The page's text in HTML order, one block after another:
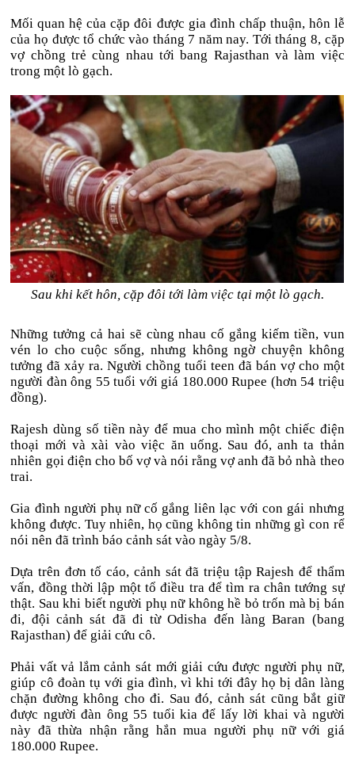
Mối quan hệ của cặp đôi được gia đình chấp thuận, hôn lễ
của họ được tổ chức vào tháng 7 năm nay. Tới tháng 8, cặp
vợ chồng trẻ cùng nhau tới bang Rajasthan và làm việc
trong một lò gạch.
Sau khi kết hôn, cặp đôi tới làm việc tại một lò gạch.
Những tưởng cả hai sẽ cùng nhau cố gắng kiếm tiền, vun
vén lo cho cuộc sống, nhưng không ngờ chuyện không
tưởng đã xảy ra. Người chồng tuổi teen đã bán vợ cho một
người đàn ông 55 tuổi với giá 180.000 Rupee (hơn 54 triệu
đồng).
Rajesh dùng số tiền này để mua cho mình một chiếc điện
thoại mới và xài vào việc ăn uống. Sau đó, anh ta thản
nhiên gọi điện cho bố vợ và nói rằng vợ anh đã bỏ nhà theo
trai.
Gia đình người phụ nữ cố gắng liên lạc với con gái nhưng
không được. Tuy nhiên, họ cũng không tin những gì con rể
nói nên đã trình báo cảnh sát vào ngày 5/8.
Dựa trên đơn tố cáo, cảnh sát đã triệu tập Rajesh để thẩm
vấn, đồng thời lập một tổ điều tra để tìm ra chân tướng sự
thật. Sau khi biết người phụ nữ không hề bỏ trốn mà bị bán
đi, đội cảnh sát đã đi từ Odisha đến làng Baran (bang
Rajasthan) để giải cứu cô.
Phải vất vả lắm cảnh sát mới giải cứu được người phụ nữ,
giúp cô đoàn tụ với gia đình, vì khi tới đây họ bị dân làng
chặn đường không cho đi. Sau đó, cảnh sát cũng bắt giữ
được người đàn ông 55 tuổi kia để lấy lời khai và người
này đã thừa nhận rằng hắn mua người phụ nữ với giá
180.000 Rupee.